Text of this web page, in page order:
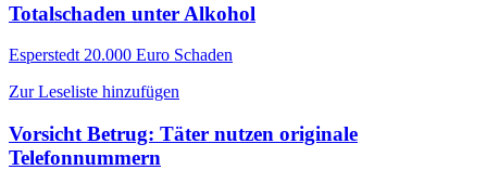
Totalschaden unter Alkohol
Esperstedt 20.000 Euro Schaden
Zur Leseliste hinzufügen
Vorsicht Betrug: Täter nutzen originale
Telefonnummern